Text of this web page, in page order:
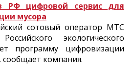
РФ цифровой сервис для
мусора
сотовый оператор МТС
экологического
программу цифровизации
сообщает компания.